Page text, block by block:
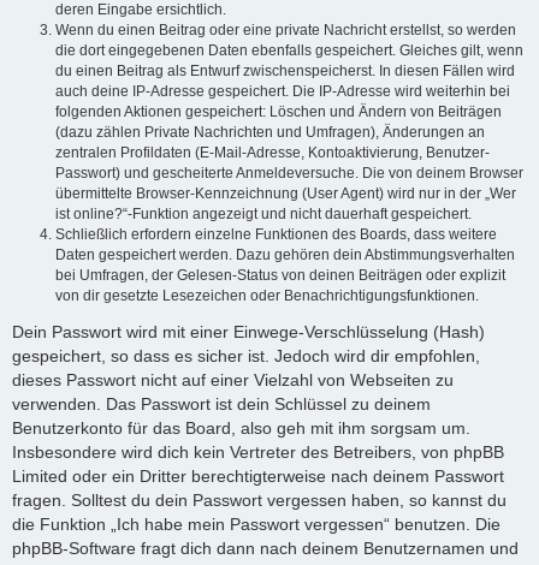
deren Eingabe ersichtlich.
Wenn du einen Beitrag oder eine private Nachricht erstellst, so werden
die dort eingegebenen Daten ebenfalls gespeichert. Gleiches gilt, wenn
du einen Beitrag als Entwurf zwischenspeicherst. In diesen Fällen wird
auch deine IP-Adresse gespeichert. Die IP-Adresse wird weiterhin bei
folgenden Aktionen gespeichert: Löschen und Ändern von Beiträgen
(dazu zählen Private Nachrichten und Umfragen), Änderungen an
zentralen Profildaten (E-Mail-Adresse, Kontoaktivierung, Benutzer-
Passwort) und gescheiterte Anmeldeversuche. Die von deinem Browser
übermittelte Browser-Kennzeichnung (User Agent) wird nur in der „Wer
ist online?“-Funktion angezeigt und nicht dauerhaft gespeichert.
Schließlich erfordern einzelne Funktionen des Boards, dass weitere
Daten gespeichert werden. Dazu gehören dein Abstimmungsverhalten
bei Umfragen, der Gelesen-Status von deinen Beiträgen oder explizit
von dir gesetzte Lesezeichen oder Benachrichtigungsfunktionen.
Dein Passwort wird mit einer Einwege-Verschlüsselung (Hash)
gespeichert, so dass es sicher ist. Jedoch wird dir empfohlen,
dieses Passwort nicht auf einer Vielzahl von Webseiten zu
verwenden. Das Passwort ist dein Schlüssel zu deinem
Benutzerkonto für das Board, also geh mit ihm sorgsam um.
Insbesondere wird dich kein Vertreter des Betreibers, von phpBB
Limited oder ein Dritter berechtigterweise nach deinem Passwort
fragen. Solltest du dein Passwort vergessen haben, so kannst du
die Funktion „Ich habe mein Passwort vergessen“ benutzen. Die
phpBB-Software fragt dich dann nach deinem Benutzernamen und